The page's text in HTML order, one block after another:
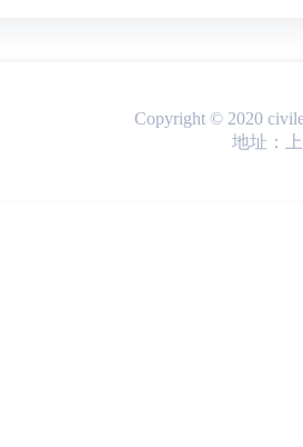
Copyright © 2020
地址：